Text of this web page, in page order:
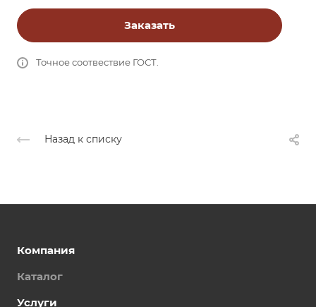
Заказать
Точное соотвествие ГОСТ.
Назад к списку
Компания
Каталог
Услуги